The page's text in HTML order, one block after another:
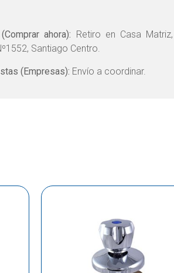
ahora): Retiro en Casa Matriz,
Santiago Centro.
(Empresas): Envío a coordinar.